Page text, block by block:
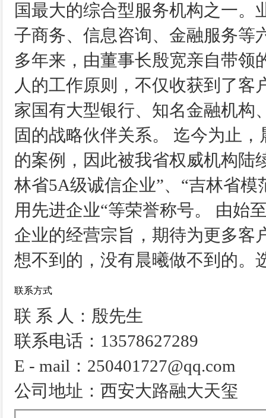
国最大的综合型服务机构之一。
子商务、信息咨询、金融服务等
多年来，由董事长殷宽亲自带领
人的工作原则，不仅收获到了
家国有大型银行、知名金融机构
固的战略伙伴关系。 迄今为止
的案例，因此被我省权威机构陆
林省5A级诚信企业”、“吉林省
用先进企业“等荣誉称号。 由始
企业的经营宗旨，期待为更多客
想不到的，没有晨曦做不到的
联系方式
联 系 人：殷先生
联系电话：13578627289
E - mail：250401727@qq.com
公司地址：西安大路融大天玺